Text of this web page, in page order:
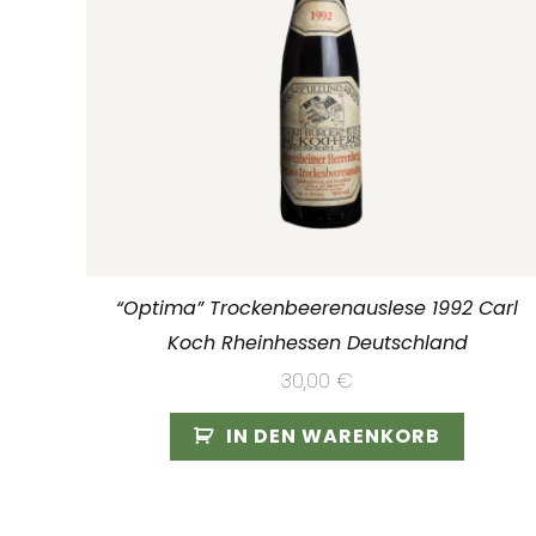
“Optima” Trockenbeerenauslese 1992 Carl
Koch Rheinhessen Deutschland
30,00€
IN DEN WARENKORB